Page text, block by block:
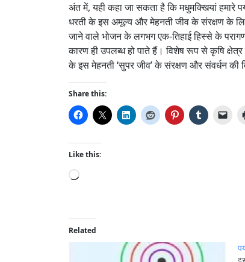
अंत में, यही कहा जा सकता है कि मधुमक्खियां हमारे
धरती के इस अमूल्य और मेहनती जीव के संरक्षण के लिए
जाने वाले भोजन के लगभग एक-तिहाई हिस्से के
कारण ही उपलब्ध हो पाते हैं। विशेष रूप से कृषि
के इस मेहनती ‘सुपर जीव’ के संरक्षण और संवर्धन की
Share this:
Like this:
L
d
i
n
Related